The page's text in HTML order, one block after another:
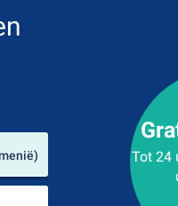
Verhuurlocatie
Plaats voor teruggave
Tot 24